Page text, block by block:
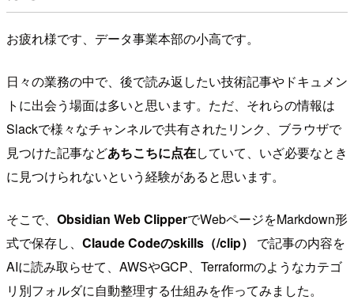
お疲れ様です、データ事業本部の小高です。
日々の業務の中で、後で読み返したい技術記事やドキュメン
トに出会う場面は多いと思います。ただ、それらの情報は
Slackで様々なチャンネルで共有されたリンク、ブラウザで
見つけた記事などあちこちに点在していて、いざ必要なとき
に見つけられないという経験があると思います。
そこで、 Obsidian Web ClipperでWebページをMarkdown形
式で保存し、 Claude Codeのskills（/clip）
で記事の内容を
AIに読み取らせて、AWSやGCP、Terraformのようなカテゴ
リ別フォルダに自動整理する仕組みを作ってみました。